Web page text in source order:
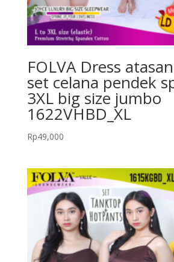
FOLVA Dress
set celana pendek
3XL big size jumbo
1622VHBD_XL
Rp49,000